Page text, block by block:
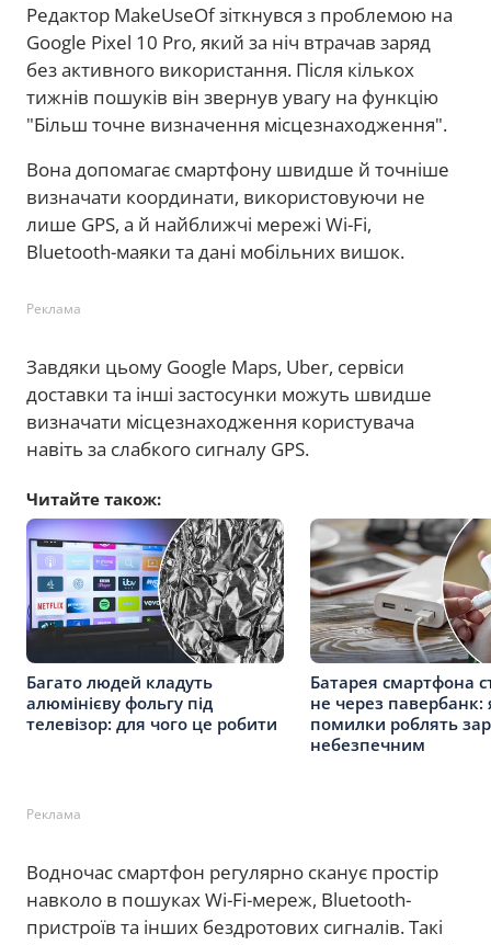
Редактор MakeUseOf зіткнувся з проблемою на
Google Pixel 10 Pro, який за ніч втрачав заряд
без активного використання. Після кількох
тижнів пошуків він звернув увагу на функцію
"Більш точне визначення місцезнаходження".
Вона допомагає смартфону швидше й точніше
визначати координати, використовуючи не
лише GPS, а й найближчі мережі Wi-Fi,
Bluetooth-маяки та дані мобільних вишок.
Реклама
Завдяки цьому Google Maps, Uber, сервіси
доставки та інші застосунки можуть швидше
визначати місцезнаходження користувача
навіть за слабкого сигналу GPS.
Читайте також:
Багато людей кладуть
алюмінієву фольгу під
телевізор: для чого це робити
Батарея смартфона
не через павербанк:
помилки роблять
небезпечним
Реклама
Водночас смартфон регулярно сканує простір
навколо в пошуках Wi-Fi-мереж, Bluetooth-
пристроїв та інших бездротових сигналів. Такі